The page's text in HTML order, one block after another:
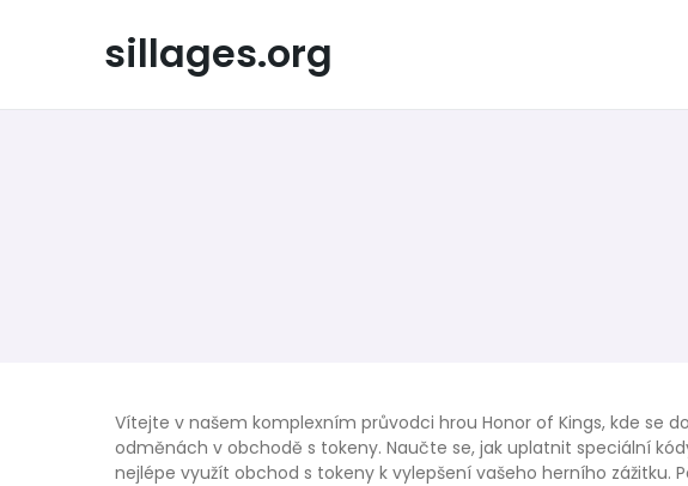
sillages.org
Vítejte v našem komplexním průvodci hrou Honor of Kings, kde se
odměnách v obchodě s tokeny. Naučte se, jak uplatnit speciální
nejlépe využít obchod s tokeny k vylepšení vašeho herního zážitku.